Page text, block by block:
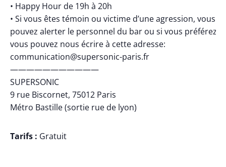
• Happy Hour de 19h à 20h
• Si vous êtes témoin ou victime d’une agression, vous
pouvez alerter le personnel du bar ou si vous préférez,
vous pouvez nous écrire à cette adresse:
communication@supersonic-paris.fr
———————————
SUPERSONIC
9 rue Biscornet, 75012 Paris
Métro Bastille (sortie rue de lyon)
Tarifs : Gratuit